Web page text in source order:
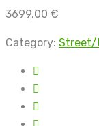
3699,00 €
Category: Street/